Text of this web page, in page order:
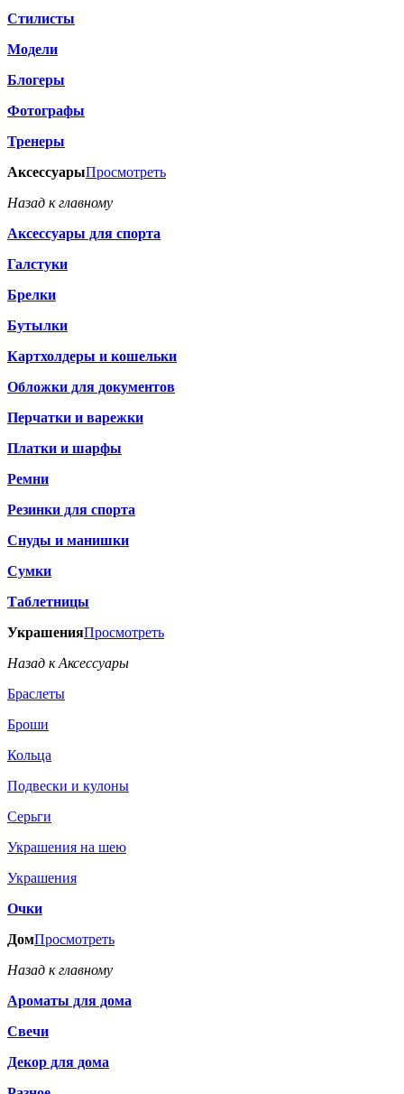
Стилисты
Модели
Блогеры
Фотографы
Тренеры
АксессуарыПросмотреть
Назад к главному
Аксессуары для спорта
Галстуки
Брелки
Бутылки
Картхолдеры и кошельки
Обложки для документов
Перчатки и варежки
Платки и шарфы
Ремни
Резинки для спорта
Снуды и манишки
Сумки
Таблетницы
УкрашенияПросмотреть
Назад к Аксессуары
Браслеты
Броши
Кольца
Подвески и кулоны
Серьги
Украшения на шею
Украшения
Очки
ДомПросмотреть
Назад к главному
Ароматы для дома
Свечи
Декор для дома